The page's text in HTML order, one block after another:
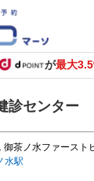
が最大
診センター
御茶ノ水ファースト
水駅